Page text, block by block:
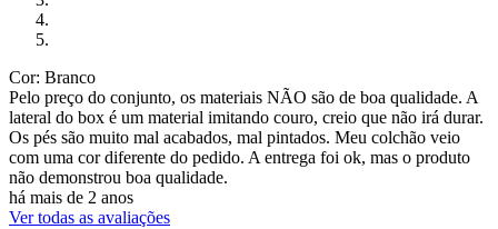
Cor: Branco
Pelo preço do conjunto, os materiais NÃO são de boa qualidade. A
lateral do box é um material imitando couro, creio que não irá durar.
Os pés são muito mal acabados, mal pintados. Meu colchão veio
com uma cor diferente do pedido. A entrega foi ok, mas o produto
não demonstrou boa qualidade.
há mais de 2 anos
Ver todas as avaliações